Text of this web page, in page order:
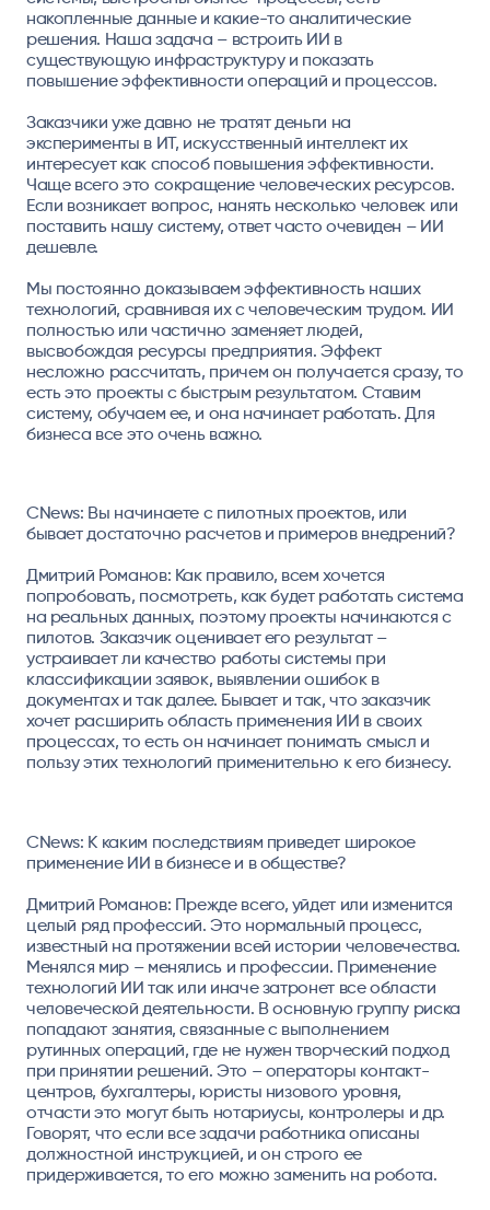
накопленные данные и какие-то аналитические
решения. Наша задача – встроить ИИ в
существующую инфраструктуру и показать
повышение эффективности операций и процессов.
Заказчики уже давно не тратят деньги на
эксперименты в ИТ, искусственный интеллект их
интересует как способ повышения эффективности.
Чаще всего это сокращение человеческих ресурсов.
Если возникает вопрос, нанять несколько человек или
поставить нашу систему, ответ часто очевиден – ИИ
дешевле.
Мы постоянно доказываем эффективность наших
технологий, сравнивая их с человеческим трудом. ИИ
полностью или частично заменяет людей,
высвобождая ресурсы предприятия. Эффект
несложно рассчитать, причем он получается сразу, то
есть это проекты с быстрым результатом. Ставим
систему, обучаем ее, и она начинает работать. Для
бизнеса все это очень важно.
CNews: Вы начинаете с пилотных проектов, или
бывает достаточно расчетов и примеров внедрений?
Дмитрий Романов: Как правило, всем хочется
попробовать, посмотреть, как будет работать система
на реальных данных, поэтому проекты начинаются с
пилотов. Заказчик оценивает его результат –
устраивает ли качество работы системы при
классификации заявок, выявлении ошибок в
документах и так далее. Бывает и так, что заказчик
хочет расширить область применения ИИ в своих
процессах, то есть он начинает понимать смысл и
пользу этих технологий применительно к его бизнесу.
CNews: К каким последствиям приведет широкое
применение ИИ в бизнесе и в обществе?
Дмитрий Романов: Прежде всего, уйдет или изменится
целый ряд профессий. Это нормальный процесс,
известный на протяжении всей истории человечества.
Менялся мир – менялись и профессии. Применение
технологий ИИ так или иначе затронет все области
человеческой деятельности. В основную группу риска
попадают занятия, связанные с выполнением
рутинных операций, где не нужен творческий подход
при принятии решений. Это – операторы контакт-
центров, бухгалтеры, юристы низового уровня,
отчасти это могут быть нотариусы, контролеры и др.
Говорят, что если все задачи работника описаны
должностной инструкцией, и он строго ее
придерживается, то его можно заменить на робота.